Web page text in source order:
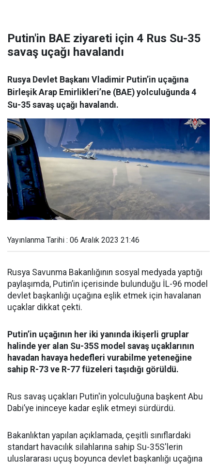
Putin'in BAE ziyareti için 4 Rus Su-35
savaş uçağı havalandı
Rusya Devlet Başkanı Vladimir Putin’in uçağına
Birleşik Arap Emirlikleri’ne (BAE) yolculuğunda 4
Su-35 savaş uçağı havalandı.
Yayınlanma Tarihi : 06 Aralık 2023 21:46
Rusya Savunma Bakanlığının sosyal medyada yaptığı
paylaşımda, Putin’in içerisinde bulunduğu İL-96 model
devlet başkanlığı uçağına eşlik etmek için havalanan
uçaklar dikkat çekti.
Putin’in uçağının her iki yanında ikişerli gruplar
halinde yer alan Su-35S model savaş uçaklarının
havadan havaya hedefleri vurabilme yeteneğine
sahip R-73 ve R-77 füzeleri taşıdığı görüldü.
Rus savaş uçakları Putin'in yolculuğuna başkent Abu
Dabi’ye ininceye kadar eşlik etmeyi sürdürdü.
Bakanlıktan yapılan açıklamada, çeşitli sınıflardaki
standart havacılık silahlarına sahip Su-35S'lerin
uluslararası uçuş boyunca devlet başkanlığı uçağına